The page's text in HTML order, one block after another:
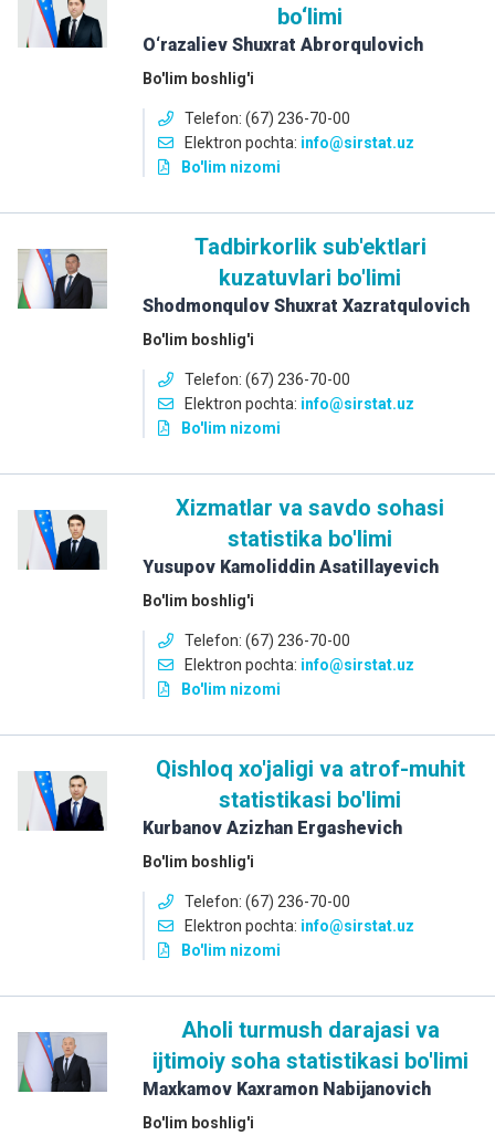
bo‘limi
O‘razaliev Shuxrat Abrorqulovich
Bo'lim boshlig'i
Telefon: (67) 236-70-00
Elektron pochta: info@sirstat.uz
Bo'lim nizomi
Tadbirkorlik sub'ektlari
kuzatuvlari bo'limi
Shodmonqulov Shuxrat Xazratqulovich
Bo'lim boshlig'i
Telefon: (67) 236-70-00
Elektron pochta: info@sirstat.uz
Bo'lim nizomi
Xizmatlar va savdo sohasi
statistika bo'limi
Yusupov Kamoliddin Asatillayevich
Bo'lim boshlig'i
Telefon: (67) 236-70-00
Elektron pochta: info@sirstat.uz
Bo'lim nizomi
Qishloq xo'jaligi va atrof-muhit
statistikasi bo'limi
Kurbanov Azizhan Ergashevich
Bo'lim boshlig'i
Telefon: (67) 236-70-00
Elektron pochta: info@sirstat.uz
Bo'lim nizomi
Aholi turmush darajasi va
ijtimoiy soha statistikasi bo'limi
Maxkamov Kaxramon Nabijanovich
Bo'lim boshlig'i